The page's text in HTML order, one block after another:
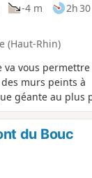
-4 m
2h 30
(Haut-Rhin)
va vous
murs peints à
géante au plus
partout à
boîtes aux
de signalisation
ouvrir l’œil !
du Bouc